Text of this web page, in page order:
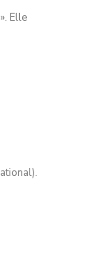
». Elle